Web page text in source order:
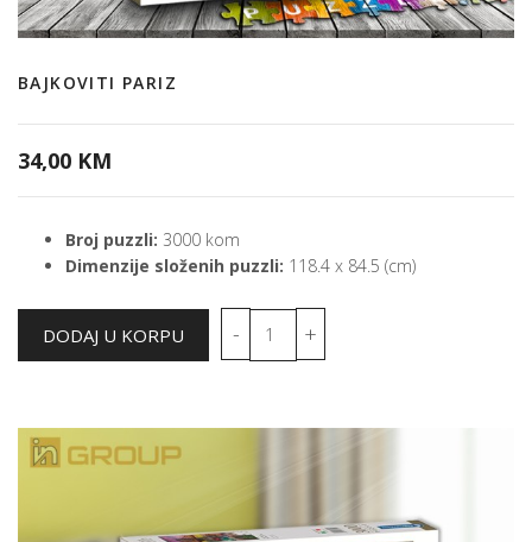
BAJKOVITI PARIZ
34,00 KM
Broj puzzli: 3000 kom
Dimenzije složenih puzzli: 118.4 x 84.5 (cm)